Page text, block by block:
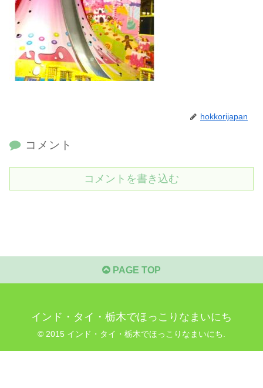
hokkorijapan
コメント
コメントを書き込む
PAGE TOP
インド・タイ・栃木でほっこりなまいにち
© 2015 インド・タイ・栃木でほっこりなまいにち.